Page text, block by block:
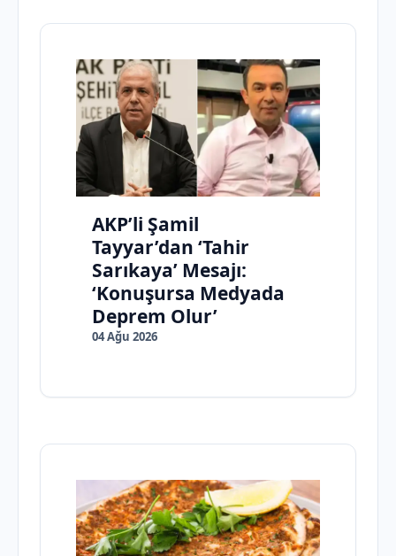
AKP’li Şamil
Tayyar’dan ‘Tahir
Sarıkaya’ Mesajı:
‘Konuşursa Medyada
Deprem Olur’
04 Ağu 2026